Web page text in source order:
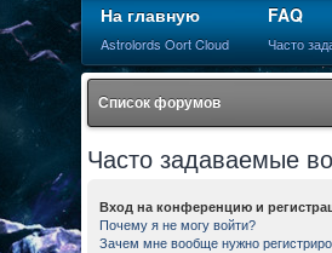
На главную
Astrolords Oort Cloud
FAQ
Часто
Список форумов
Часто задаваемые
Вход на конференцию и
Почему я не могу войти?
Зачем мне вообще нужно